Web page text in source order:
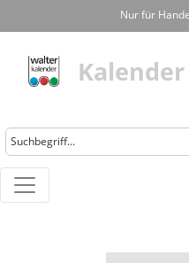
Nur für
Kalender